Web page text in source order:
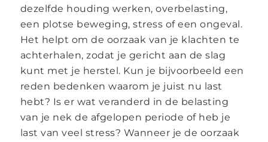
dezelfde houding werken, overbelasting,
een plotse beweging, stress of een ongeval.
Het helpt om de oorzaak van je klachten te
achterhalen, zodat je gericht aan de slag
kunt met je herstel. Kun je bijvoorbeeld een
reden bedenken waarom je juist nu last
hebt? Is er wat veranderd in de belasting
van je nek de afgelopen periode of heb je
last van veel stress? Wanneer je de oorzaak